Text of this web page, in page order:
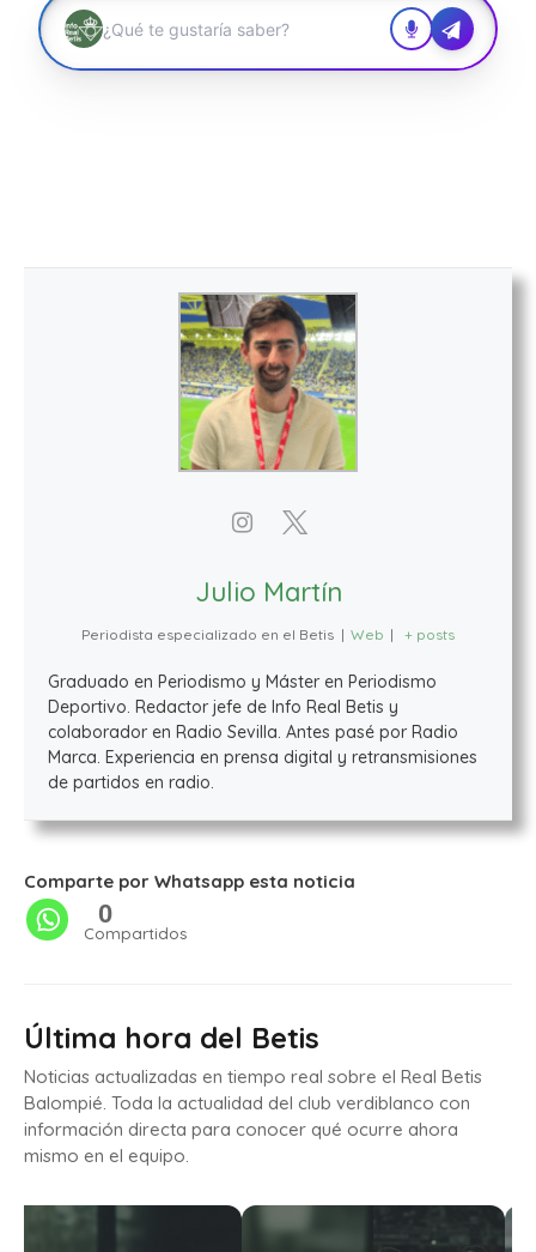
Julio Martín
Periodista especializado en el Betis | Web | + posts
Graduado en Periodismo y Máster en Periodismo
Deportivo. Redactor jefe de Info Real Betis y
colaborador en Radio Sevilla. Antes pasé por Radio
Marca. Experiencia en prensa digital y retransmisiones
de partidos en radio.
Comparte por Whatsapp esta noticia
0
Compartidos
Última hora del Betis
Noticias actualizadas en tiempo real sobre el Real Betis
Balompié. Toda la actualidad del club verdiblanco con
información directa para conocer qué ocurre ahora
mismo en el equipo.